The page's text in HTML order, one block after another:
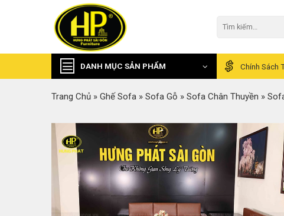
kiếm:
DANH MỤC SẢN PHẨM Chính Sách
Trang Chủ » Ghế Sofa » Sofa Gỗ » Sofa Chân Thuyền »